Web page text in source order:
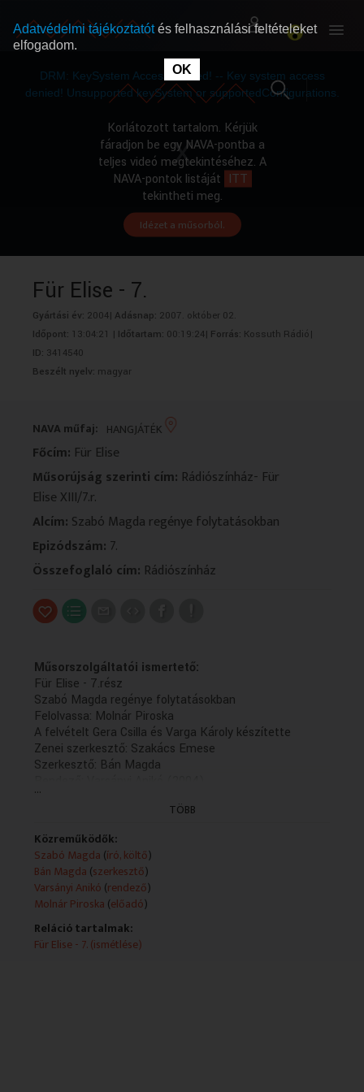
RÓLUNK
OKTATÁS
RÓLUNK
OKTATÁS
DRM: KeySystem Access Denied! -- Key system access
denied! Unsupported keySystem or supportedConfigurations.
Korlátozott tartalom. Kérjük
fáradjon be egy NAVA-pontba a
teljes videó megtekintéséhez. A
NAVA-pontok listáját ITT
tekintheti meg.
Idézet a műsorból.
Für Elise - 7.
Gyártási év: 2004| Adásnap: 2007. október 02.
Időpont: 13:04:21 | Időtartam: 00:19:24| Forrás: Kossuth Rádió|
ID: 3414540
Beszélt nyelv: magyar
NAVA műfaj: HANGJÁTÉK
Főcím: Für Elise
Műsorújság szerinti cím: Rádiószínház- Für
Elise XIII/7.r.
Alcím: Szabó Magda regénye folytatásokban
Epizódszám: 7.
Összefoglaló cím: Rádiószínház
Műsorszolgáltatói ismertető:
Für Elise - 7.rész
Szabó Magda regénye folytatásokban
Felolvassa: Molnár Piroska
A felvételt Gera Csilla és Varga Károly készítette
Zenei szerkesztő: Szakács Emese
Szerkesztő: Bán Magda
(XIII/8.rész: holnap, K.13.04)
...
TÖBB
Közreműködők:
Szabó Magda (író, költő)
Bán Magda (szerkesztő)
Varsányi Anikó (rendező)
Molnár Piroska (előadó)
Reláció tartalmak:
Für Elise - 7. (ismétlése)
Adatvédelmi tájékoztatótés felhasználási feltételeket
elfogadom.
OK